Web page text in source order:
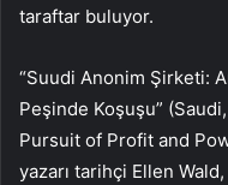
taraftar buluyor.
“Suudi Anonim Şirketi:
Peşinde Koşuşu”
Pursuit of Profit and
yazarı tarihçi Ellen